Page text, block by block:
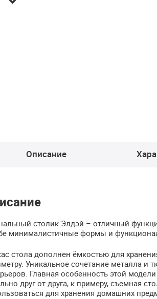
Описание
столик Элдэй – отличный
минималистичные формы и
стола дополнен ёмкостью для
Уникальное сочетание металла и
Главная особенность этой
друг от друга, к примеру, съемная
для хранения домашних